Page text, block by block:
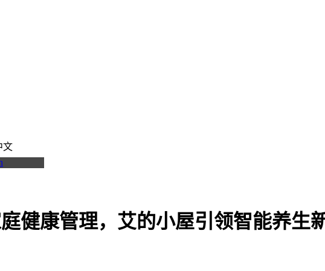
文
健康管理，艾的小屋引领智能养生